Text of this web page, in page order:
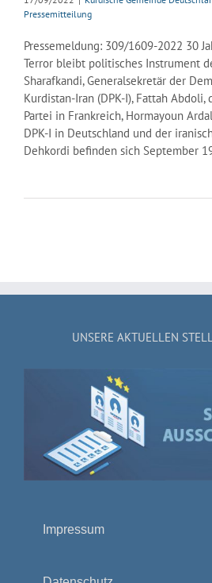
Pressemitteilung
Pressemeldung: 309/1609-2022 30
Terror bleibt politisches Instrument
Sharafkandi, Generalsekretär der
Kurdistan-Iran (DPK-I), Fattah Abdoli,
Partei in Frankreich, Hormayoun
DPK-I in Deutschland und der
Dehkordi befinden sich September
UNSERE AKTUELLEN
Impressum